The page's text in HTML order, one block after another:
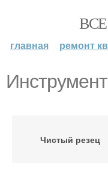
главная ремонт
Чистый резец